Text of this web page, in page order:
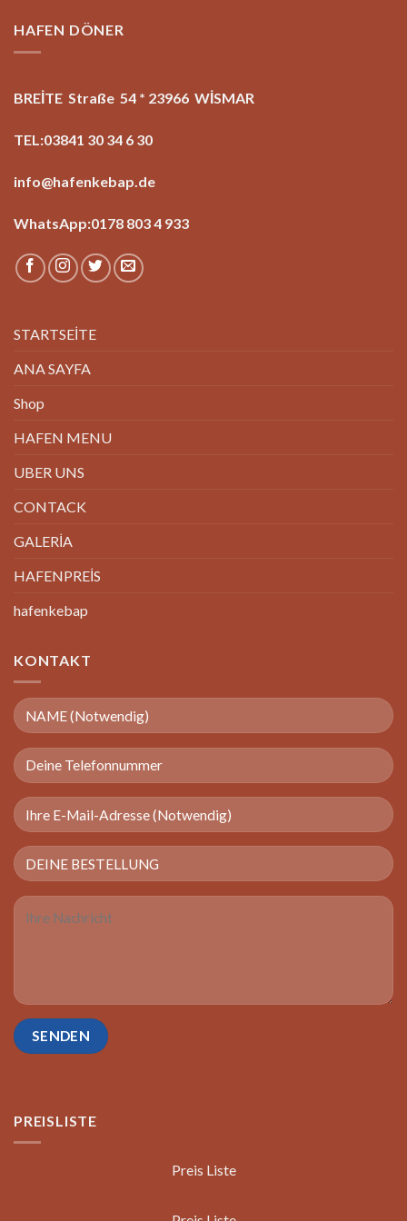
HAFEN DÖNER
BREİTE Straße 54 * 23966 WİSMAR
TEL:03841 30 34 6 30
info@hafenkebap.de
WhatsApp:0178 803 4 933
STARTSEİTE
ANA SAYFA
Shop
HAFEN MENU
UBER UNS
CONTACK
GALERİA
HAFENPREİS
hafenkebap
KONTAKT
PREISLISTE
Preis Liste